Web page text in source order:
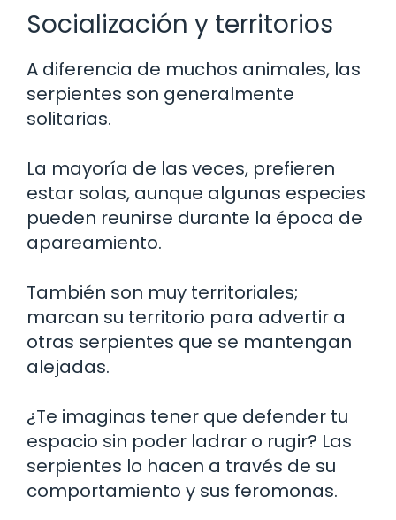
Socialización y territorios
A diferencia de muchos animales, las
serpientes son generalmente
solitarias.
La mayoría de las veces, prefieren
estar solas, aunque algunas especies
pueden reunirse durante la época de
apareamiento.
También son muy territoriales;
marcan su territorio para advertir a
otras serpientes que se mantengan
alejadas.
¿Te imaginas tener que defender tu
espacio sin poder ladrar o rugir? Las
serpientes lo hacen a través de su
comportamiento y sus feromonas.